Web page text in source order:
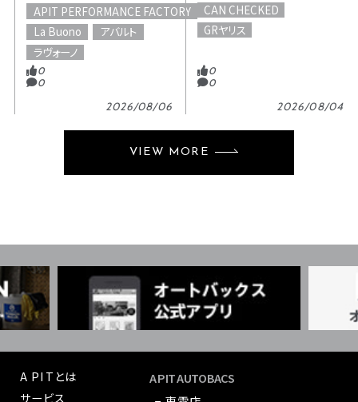
2026/08/06
APIT PERFORMANCE FACTORY
La Buono
アバルト
ラヴォーノ
0
0
2026/08/04
CAN CHECKED
GRヤリス
0
0
VIEW MORE
A PITとは
サービス
A PIT AUTOBACS